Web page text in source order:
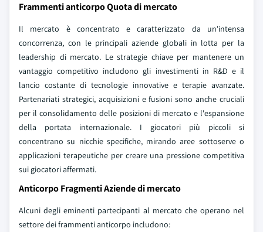
Frammenti anticorpo Quota di mercato
Il mercato è concentrato e caratterizzato da un'intensa
concorrenza, con le principali aziende globali in lotta per la
leadership di mercato. Le strategie chiave per mantenere un
vantaggio competitivo includono gli investimenti in R&D e il
lancio costante di tecnologie innovative e terapie avanzate.
Partenariati strategici, acquisizioni e fusioni sono anche cruciali
per il consolidamento delle posizioni di mercato e l'espansione
della portata internazionale. I giocatori più piccoli si
concentrano su nicchie specifiche, mirando aree sottoserve o
applicazioni terapeutiche per creare una pressione competitiva
sui giocatori affermati.
Anticorpo Fragmenti Aziende di mercato
Alcuni degli eminenti partecipanti al mercato che operano nel
settore dei frammenti anticorpo includono: